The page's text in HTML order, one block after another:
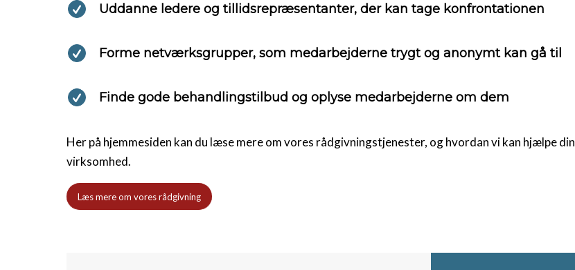
Uddanne ledere og tillidsrepræsentanter, der kan tage konfrontationen
Forme netværksgrupper, som medarbejderne trygt og anonymt kan gå til
Finde gode behandlingstilbud og oplyse medarbejderne om dem
Her på hjemmesiden kan du læse mere om vores rådgivningstjenester, og hvordan vi kan hjælpe din
virksomhed.
Læs mere om vores rådgivning